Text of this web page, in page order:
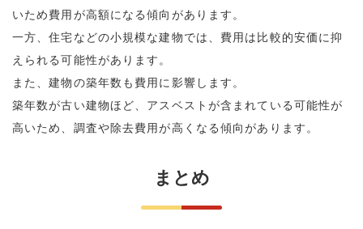
いため費用が高額になる傾向があります。
一方、住宅などの小規模な建物では、費用は比較的安価に抑
えられる可能性があります。
また、建物の築年数も費用に影響します。
築年数が古い建物ほど、アスベストが含まれている可能性が
高いため、調査や除去費用が高くなる傾向があります。
まとめ